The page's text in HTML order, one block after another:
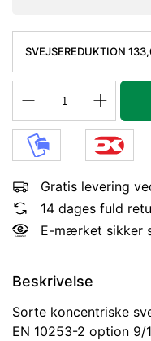
SVEJSEREDUKTION
2/RK2 TYPE B
Gratis levering
14 dages fuld
E-mærket sikker
Beskrivelse
Sorte koncentriske
EN 10253-2 option